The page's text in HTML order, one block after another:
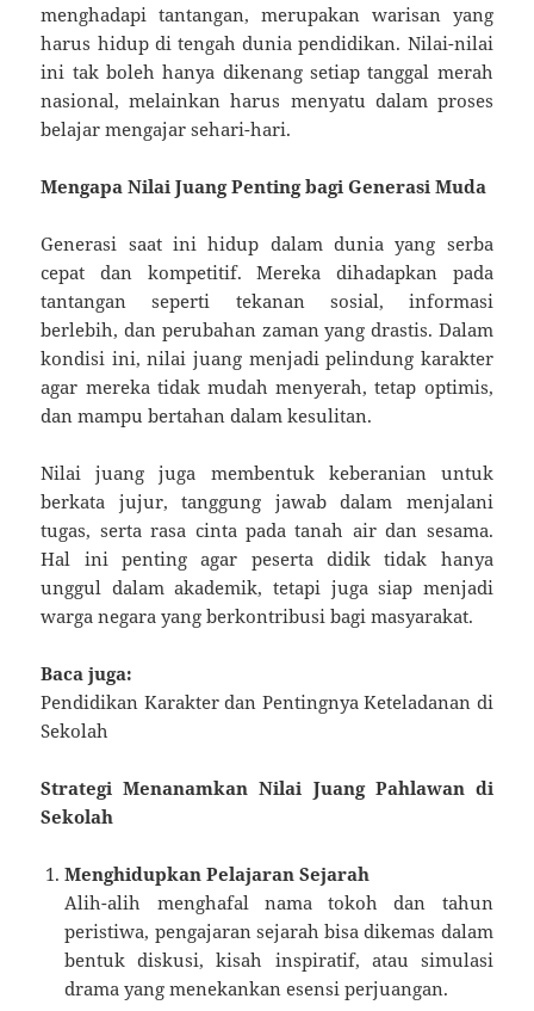
menghadapi tantangan, merupakan warisan yang
harus hidup di tengah dunia pendidikan. Nilai-nilai
ini tak boleh hanya dikenang setiap tanggal merah
nasional, melainkan harus menyatu dalam proses
belajar mengajar sehari-hari.
Mengapa Nilai Juang Penting bagi Generasi Muda
Generasi saat ini hidup dalam dunia yang serba
cepat dan kompetitif. Mereka dihadapkan pada
tantangan seperti tekanan sosial, informasi
berlebih, dan perubahan zaman yang drastis. Dalam
kondisi ini, nilai juang menjadi pelindung karakter
agar mereka tidak mudah menyerah, tetap optimis,
dan mampu bertahan dalam kesulitan.
Nilai juang juga membentuk keberanian untuk
berkata jujur, tanggung jawab dalam menjalani
tugas, serta rasa cinta pada tanah air dan sesama.
Hal ini penting agar peserta didik tidak hanya
unggul dalam akademik, tetapi juga siap menjadi
warga negara yang berkontribusi bagi masyarakat.
Baca juga:
Pendidikan Karakter dan Pentingnya Keteladanan di
Sekolah
Strategi Menanamkan Nilai Juang Pahlawan di
Sekolah
Menghidupkan Pelajaran Sejarah
Alih-alih menghafal nama tokoh dan tahun
peristiwa, pengajaran sejarah bisa dikemas dalam
bentuk diskusi, kisah inspiratif, atau simulasi
drama yang menekankan esensi perjuangan.